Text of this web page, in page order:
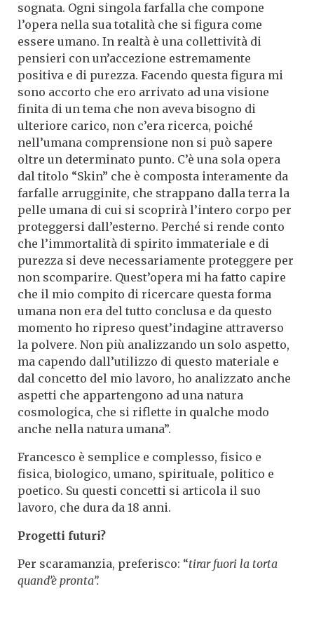
sognata. Ogni singola farfalla che compone
l’opera nella sua totalità che si figura come
essere umano. In realtà è una collettività di
pensieri con un’accezione estremamente
positiva e di purezza. Facendo questa figura mi
sono accorto che ero arrivato ad una visione
finita di un tema che non aveva bisogno di
ulteriore carico, non c’era ricerca, poiché
nell’umana comprensione non si può sapere
oltre un determinato punto. C’è una sola opera
dal titolo “Skin” che è composta interamente da
farfalle arrugginite, che strappano dalla terra la
pelle umana di cui si scoprirà l’intero corpo per
proteggersi dall’esterno. Perché si rende conto
che l’immortalità di spirito immateriale e di
purezza si deve necessariamente proteggere per
non scomparire. Quest’opera mi ha fatto capire
che il mio compito di ricercare questa forma
umana non era del tutto conclusa e da questo
momento ho ripreso quest’indagine attraverso
la polvere. Non più analizzando un solo aspetto,
ma capendo dall’utilizzo di questo materiale e
dal concetto del mio lavoro, ho analizzato anche
aspetti che appartengono ad una natura
cosmologica, che si riflette in qualche modo
anche nella natura umana”.
Francesco è semplice e complesso, fisico e
fisica, biologico, umano, spirituale, politico e
poetico. Su questi concetti si articola il suo
lavoro, che dura da 18 anni.
Progetti futuri?
Per scaramanzia, preferisco: “tirar fuori la torta
quand’è pronta”.